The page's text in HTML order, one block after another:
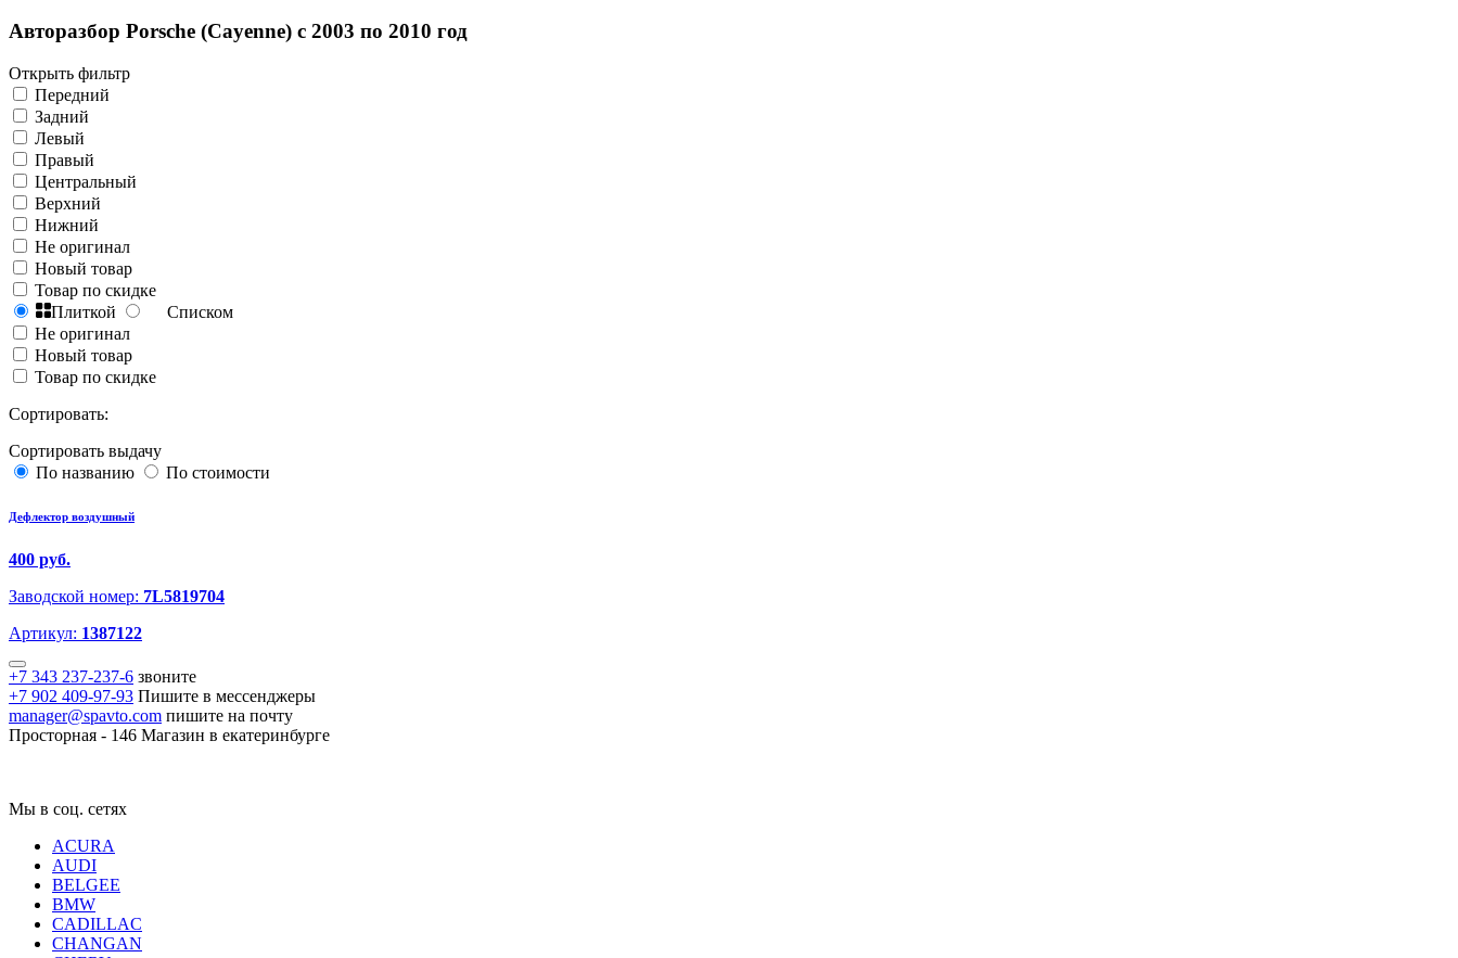
Авторазбор Porsche (Cayenne) с 2003 по 2010 год
Открыть фильтр
Передний
Задний
Левый
Правый
Центральный
Верхний
Нижний
Не оригинал
Новый товар
Товар по скидке
Плиткой
Списком
Не оригинал
Новый товар
Товар по скидке
Сортировать:
Сортировать выдачу
По названию
По стоимости
Дефлектор воздушный
400 руб.
Заводской номер: 7L5819704
Артикул: 1387122
+7 343 237-237-6 звоните
+7 902 409-97-93 Пишите в мессенджеры
manager@spavto.com пишите на почту
Просторная - 146 Магазин в екатеринбурге
Мы в соц. сетях
ACURA
AUDI
BELGEE
BMW
CADILLAC
CHANGAN